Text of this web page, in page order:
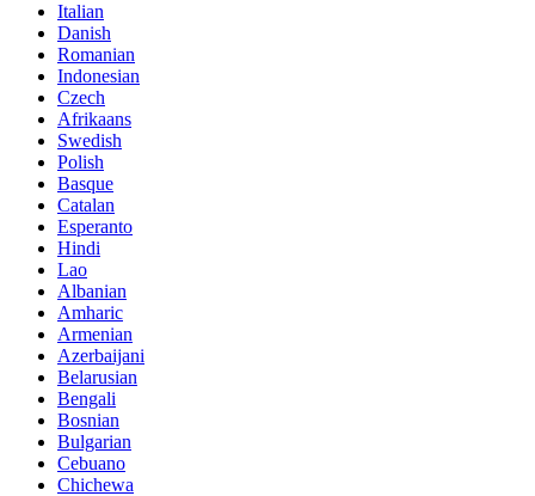
Italian
Danish
Romanian
Indonesian
Czech
Afrikaans
Swedish
Polish
Basque
Catalan
Esperanto
Hindi
Lao
Albanian
Amharic
Armenian
Azerbaijani
Belarusian
Bengali
Bosnian
Bulgarian
Cebuano
Chichewa